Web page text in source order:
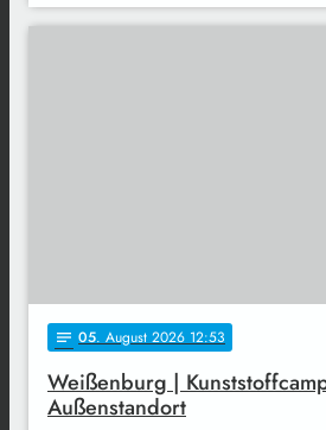
notes 05. August 2026 12:53
Weißenburg |
Außenstandort